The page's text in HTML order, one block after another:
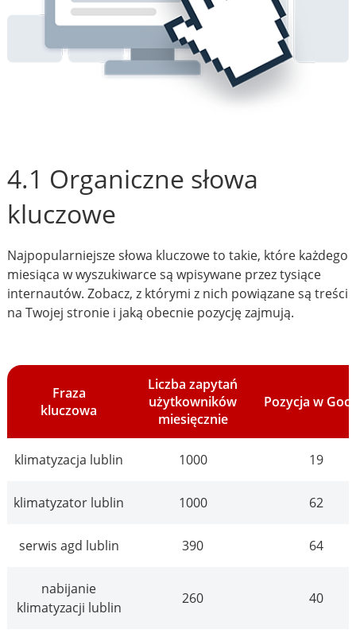
4.1 Organiczne słowa
kluczowe
Najpopularniejsze słowa kluczowe to takie, które każdego
miesiąca w wyszukiwarce są wpisywane przez tysiące
internautów. Zobacz, z którymi z nich powiązane są treści
na Twojej stronie i jaką obecnie pozycję zajmują.
Fraza
kluczowa
Liczba zapytań
użytkowników
miesięcznie
Pozycja w
klimatyzacja lublin 1000 19
klimatyzator lublin 1000 62
serwis agd lublin 390 64
nabijanie
klimatyzacji lublin
260 40